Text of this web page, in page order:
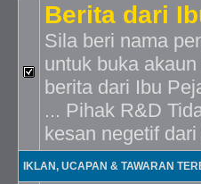
Berita dari
Sila beri nama
untuk buka
berita dari Ibu
... Pihak R&D
kesan negetif
IKLAN, UCAPAN & TAWARAN